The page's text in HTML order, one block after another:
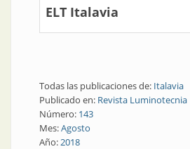
ELT Italavia
Todas las publicaciones de: Italavia
Publicado en: Revista Luminotecnia
Número: 143
Mes:Agosto
Año:2018